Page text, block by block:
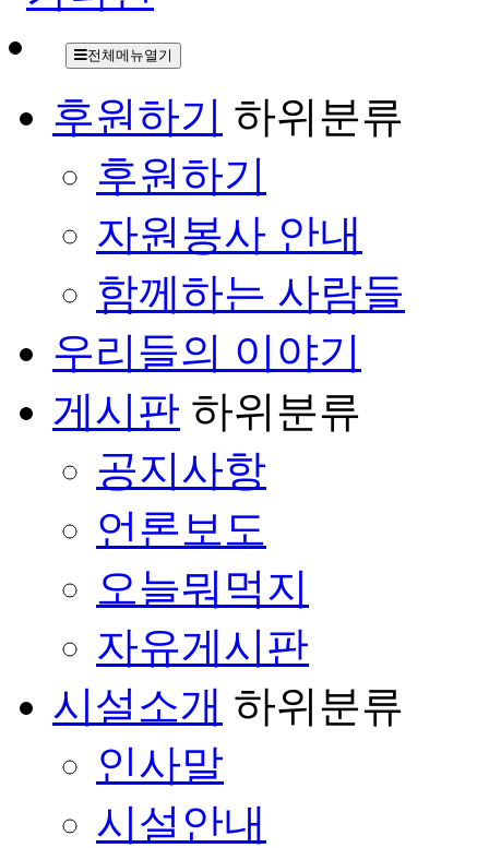
전체메뉴열기
후원하기 하위분류
후원하기
자원봉사 안내
함께하는 사람들
우리들의 이야기
게시판 하위분류
공지사항
언론보도
오늘뭐먹지
자유게시판
시설소개 하위분류
인사말
시설안내